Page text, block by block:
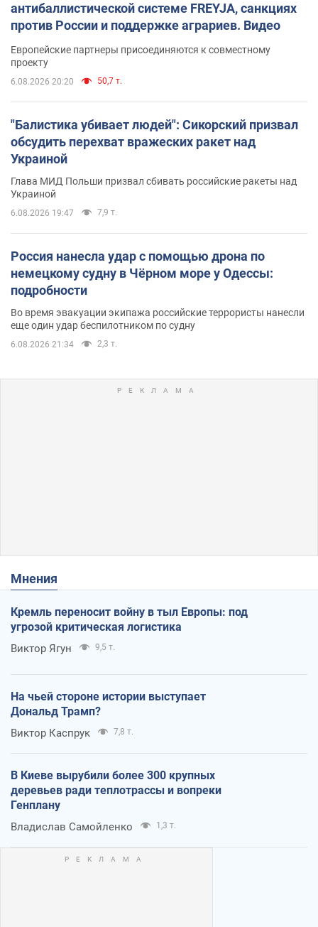
антибаллистической системе FREYJA, санкциях
против России и поддержке аграриев. Видео
Европейские партнеры присоединяются к совместному
проекту
6.08.2026 20:20 50,7 т.
"Балистика убивает людей": Сикорский призвал
обсудить перехват вражеских ракет над
Украиной
Глава МИД Польши призвал сбивать российские ракеты над
Украиной
6.08.2026 19:47 7,9 т.
Россия нанесла удар с помощью дрона по
немецкому судну в Чёрном море у Одессы:
подробности
Во время эвакуации экипажа российские террористы нанесли
еще один удар беспилотником по судну
6.08.2026 21:34 2,3 т.
Мнения
Кремль переносит войну в тыл Европы: под
угрозой критическая логистика
Виктор Ягун 9,5 т.
На чьей стороне истории выступает
Дональд Трамп?
Виктор Каспрук 7,8 т.
В Киеве вырубили более 300 крупных
деревьев ради теплотрассы и вопреки
Генплану
Владислав Самойленко 1,3 т.